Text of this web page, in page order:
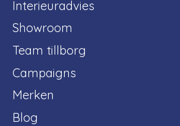
Interieuradvies
Showroom
Team tillborg
Campaigns
Merken
Blog